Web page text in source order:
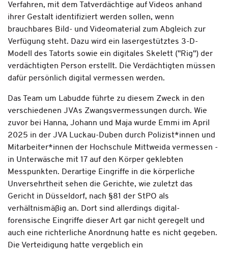
Verfahren, mit dem Tatverdächtige auf Videos anhand
ihrer Gestalt identifiziert werden sollen, wenn
brauchbares Bild- und Videomaterial zum Abgleich zur
Verfügung steht. Dazu wird ein lasergestütztes 3-D-
Modell des Tatorts sowie ein digitales Skelett ("Rig") der
verdächtigten Person erstellt. Die Verdächtigten müssen
dafür persönlich digital vermessen werden.
Das Team um Labudde führte zu diesem Zweck in den
verschiedenen JVAs Zwangsvermessungen durch. Wie
zuvor bei Hanna, Johann und Maja wurde Emmi im April
2025 in der JVA Luckau-Duben durch Polizist*innen und
Mitarbeiter*innen der Hochschule Mittweida vermessen -
in Unterwäsche mit 17 auf den Körper geklebten
Messpunkten. Derartige Eingriffe in die körperliche
Unversehrtheit sehen die Gerichte, wie zuletzt das
Gericht in Düsseldorf, nach §81 der StPO als
verhältnismäßig an. Dort sind allerdings digital-
forensische Eingriffe dieser Art gar nicht geregelt und
auch eine richterliche Anordnung hatte es nicht gegeben.
Die Verteidigung hatte vergeblich ein